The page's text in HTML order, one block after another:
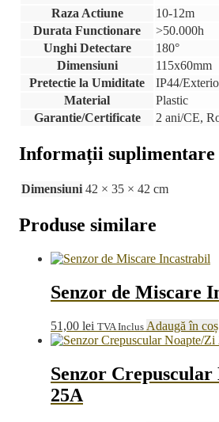
Raza Actiune
10-12m
Durata Functionare
>50.000h
Unghi Detectare
180°
Dimensiuni
115x60mm
Pretectie la Umiditate
IP44/
Material
Plastic
Garantie/Certificate
2 ani/CE,
Informații suplimentare
Dimensiuni 42 × 35 × 42 cm
Produse similare
Senzor de Miscare
51,00 lei TVA Inclus Adaugă în coș
Senzor Crepuscular
25A